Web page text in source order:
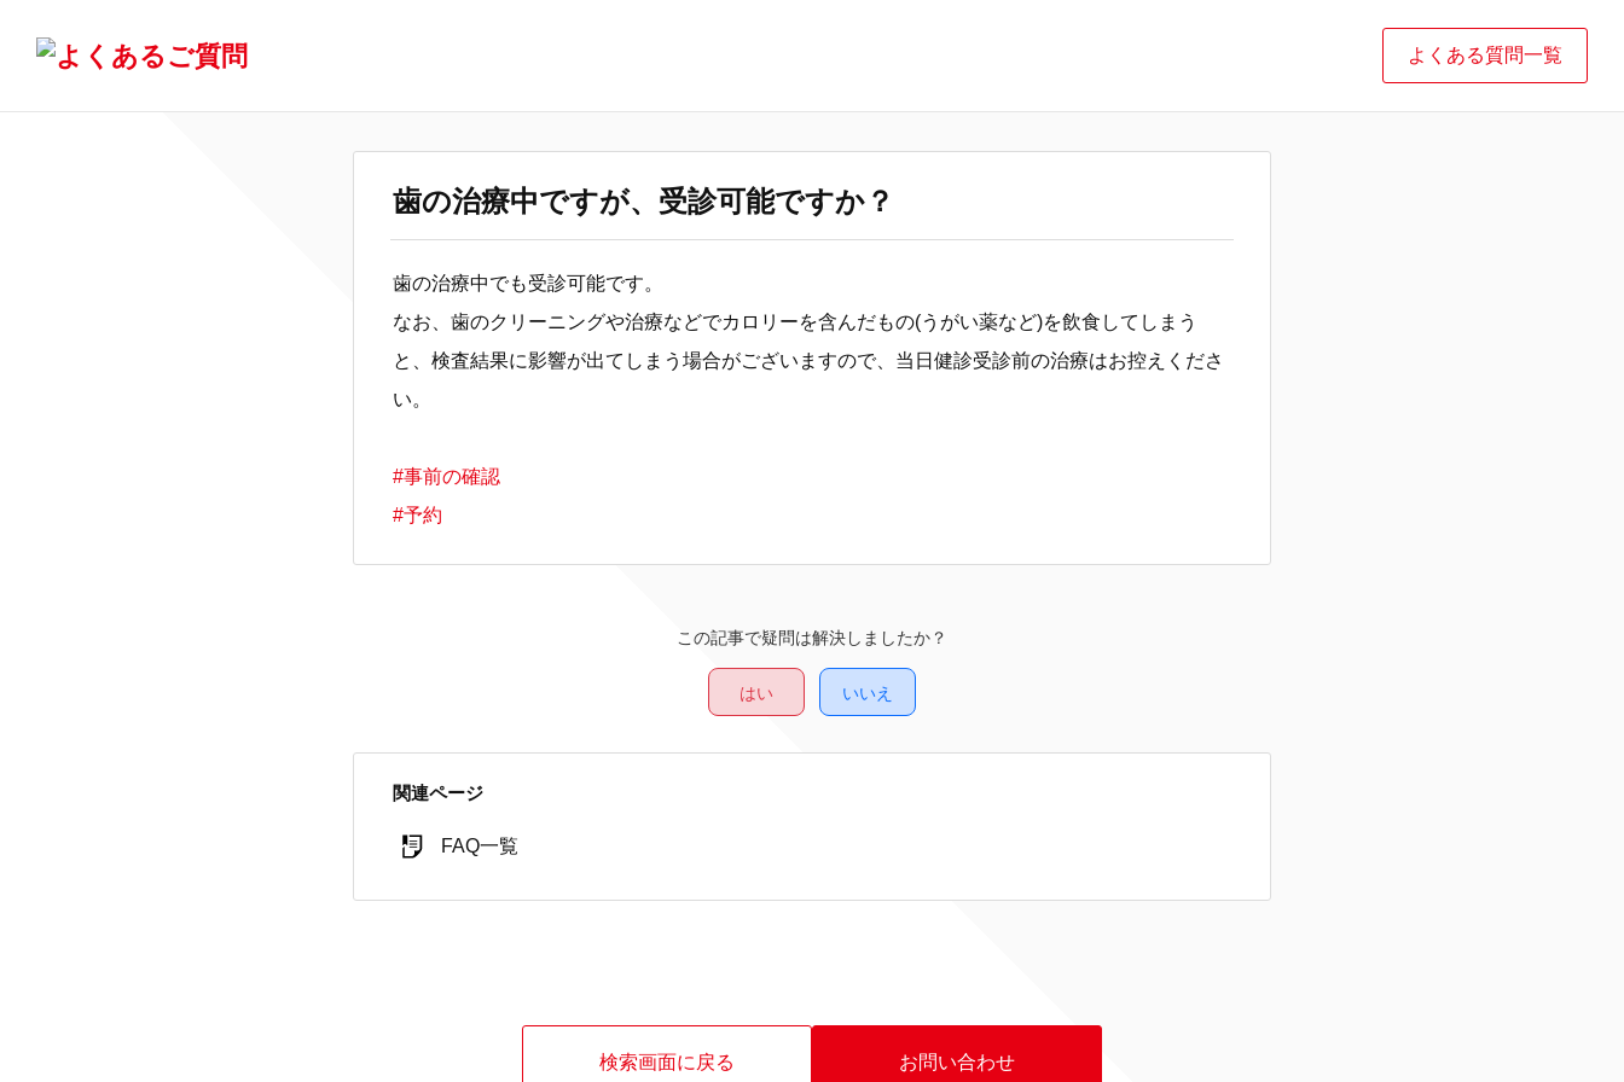
よくある質問一覧
歯の治療中ですが、受診可能ですか？
歯の治療中でも受診可能です。
なお、歯のクリーニングや治療などでカロリーを含んだもの(うがい薬など)を飲食してしまう
と、検査結果に影響が出てしまう場合がございますので、当日健診受診前の治療はお控えくださ
い。
#事前の確認
#予約
この記事で疑問は解決しましたか？
はい いいえ
関連ページ
FAQ一覧
検索画面に戻る お問い合わせ